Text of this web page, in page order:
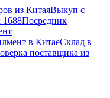
из КитаяВыкуп с
1688Посредник
в КитаеСклад в
поставщика из